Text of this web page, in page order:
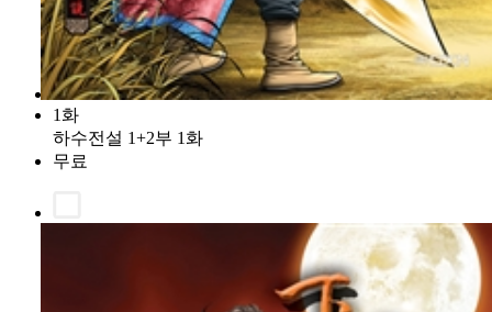
1화
하수전설 1+2부 1화
무료